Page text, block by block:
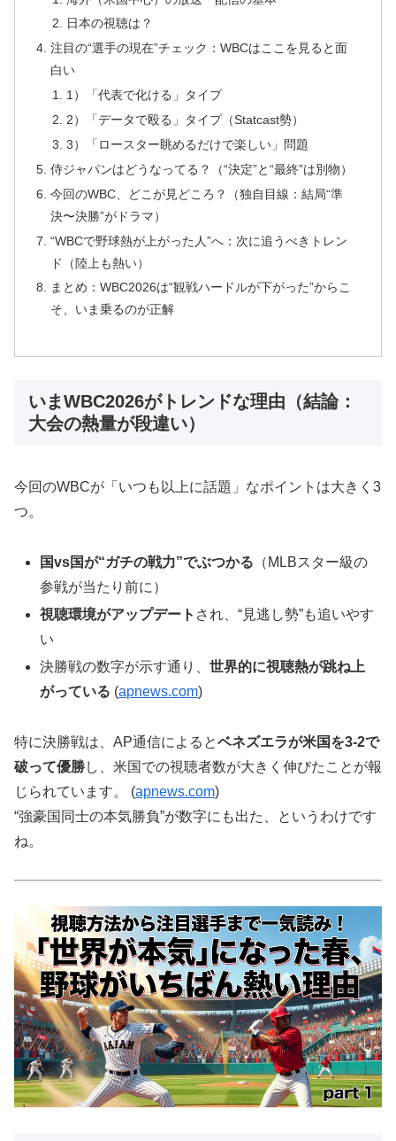
日本の視聴は？
注目の“選手の現在”チェック：WBCはここを見ると面
白い
1）「代表で化ける」タイプ
2）「データで殴る」タイプ（Statcast勢）
3）「ロースター眺めるだけで楽しい」問題
侍ジャパンはどうなってる？（“決定”と“最終”は別物）
今回のWBC、どこが見どころ？（独自目線：結局“準
決〜決勝”がドラマ）
“WBCで野球熱が上がった人”へ：次に追うべきトレン
ド（陸上も熱い）
まとめ：WBC2026は“観戦ハードルが下がった”からこ
そ、いま乗るのが正解
いまWBC2026がトレンドな理由（結論：
大会の熱量が段違い）
今回のWBCが「いつも以上に話題」なポイントは大きく3
つ。
国vs国が“ガチの戦力”でぶつかる （MLBスター級の
参戦が当たり前に）
視聴環境がアップデート され、“見逃し勢”も追いやす
い
決勝戦の数字が示す通り、世界的に視聴熱が跳ね上
がっている (apnews.com)
特に決勝戦は、AP通信によるとベネズエラが米国を3-2で
破って優勝し、米国での視聴者数が大きく伸びたことが報
じられています。 (apnews.com)
“強豪国同士の本気勝負”が数字にも出た、というわけです
ね。